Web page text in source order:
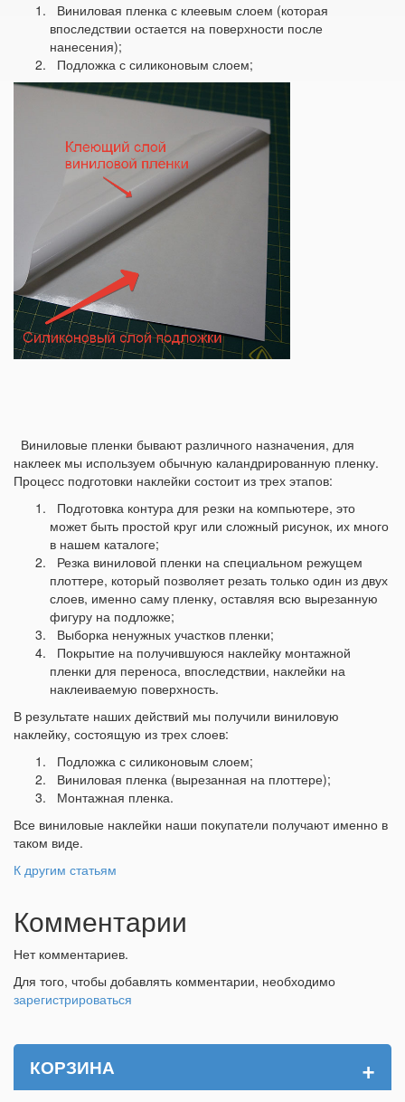
Виниловая пленка с клеевым слоем (которая
впоследствии остается на поверхности после
нанесения);
Подложка с силиконовым слоем;
Виниловые пленки бывают различного назначения, для
наклеек мы используем обычную каландрированную пленку.
Процесс подготовки наклейки состоит из трех этапов:
Подготовка контура для резки на компьютере, это
может быть простой круг или сложный рисунок, их много
в нашем каталоге;
Резка виниловой пленки на специальном режущем
плоттере, который позволяет резать только один из двух
слоев, именно саму пленку, оставляя всю вырезанную
фигуру на подложке;
Выборка ненужных участков пленки;
Покрытие на получившуюся наклейку монтажной
пленки для переноса, впоследствии, наклейки на
наклеиваемую поверхность.
В результате наших действий мы получили виниловую
наклейку, состоящую из трех слоев:
Подложка с силиконовым слоем;
Виниловая пленка (вырезанная на плоттере);
Монтажная пленка.
Все виниловые наклейки наши покупатели получают именно в
таком виде.
К другим статьям
Комментарии
Нет комментариев.
Для того, чтобы добавлять комментарии, необходимо
зарегистрироваться
КОРЗИНА +